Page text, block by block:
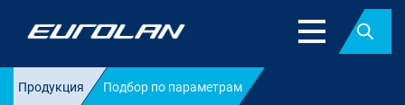
Найти
Продукция Подбор по параметрам